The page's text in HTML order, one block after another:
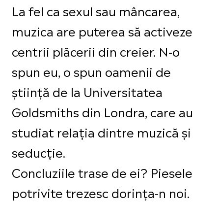
La fel ca sexul sau mâncarea,
muzica are puterea să activeze
centrii plăcerii din creier. N-o
spun eu, o spun oamenii de
știință de la Universitatea
Goldsmiths din Londra, care au
studiat relația dintre muzică și
seducție.
Concluziile trase de ei? Piesele
potrivite trezesc dorința-n noi.